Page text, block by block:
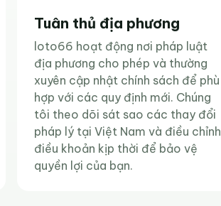
Tuân thủ địa phương
loto66 hoạt động nơi pháp luật
địa phương cho phép và thường
xuyên cập nhật chính sách để phù
hợp với các quy định mới. Chúng
tôi theo dõi sát sao các thay đổi
pháp lý tại Việt Nam và điều chỉnh
điều khoản kịp thời để bảo vệ
quyền lợi của bạn.